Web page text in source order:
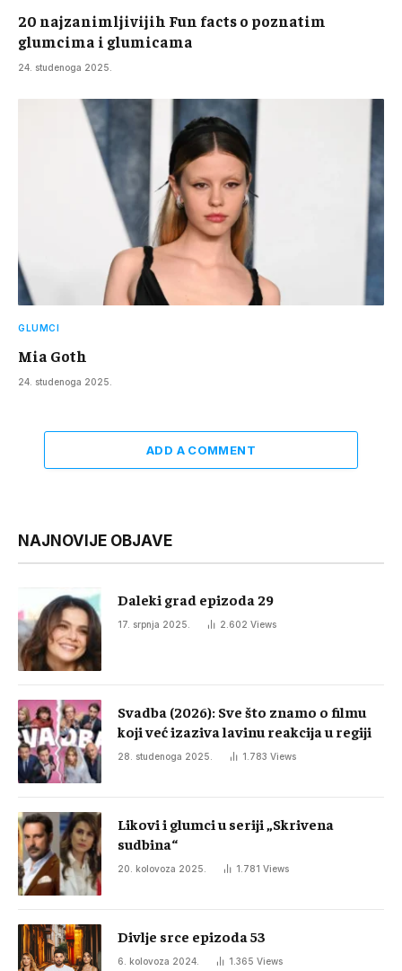
20 najzanimljivijih Fun facts o poznatim
glumcima i glumicama
24. studenoga 2025.
GLUMCI
Mia Goth
24. studenoga 2025.
ADD A COMMENT
NAJNOVIJE OBJAVE
Daleki grad epizoda 29
17. srpnja 2025. 2.602 Views
Svadba (2026): Sve što znamo o filmu
koji već izaziva lavinu reakcija u regiji
28. studenoga 2025. 1.783 Views
Likovi i glumci u seriji „Skrivena
sudbina“
20. kolovoza 2025. 1.781 Views
Divlje srce epizoda 53
6. kolovoza 2024. 1.365 Views